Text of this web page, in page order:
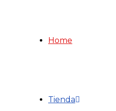
Home
Tienda